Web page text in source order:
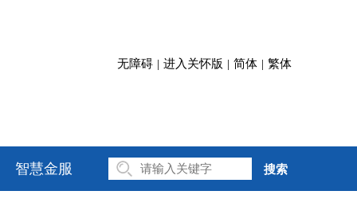
繁体
|
简体
|
进入关怀版
|
无障碍
智慧金服 搜索